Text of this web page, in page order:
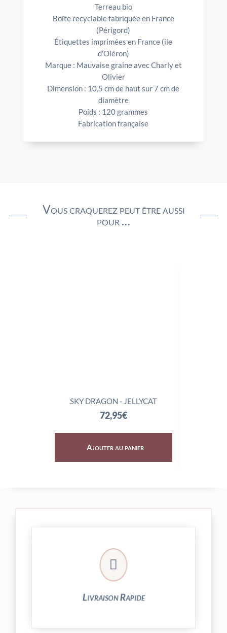
Terreau bio
Boîte recyclable fabriquée en France
(Périgord)
Étiquettes imprimées en France (ile
d'Oléron)
Marque : Mauvaise graine avec Charly et
Olivier
Dimension : 10,5 cm de haut sur 7 cm de
diamètre
Poids : 120 grammes
Fabrication française
Vous craquerez peut être aussi
pour …
SKY DRAGON - JELLYCAT
72,95€
Ajouter au panier

Livraison Rapide
Votre commande est expédiée sous
24/48h et livrée par Colissimo.